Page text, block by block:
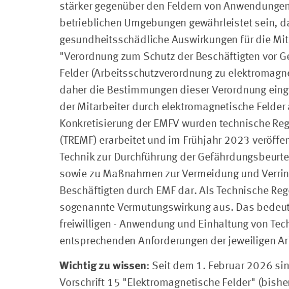
stärker gegenüber den Feldern von
betrieblichen Umgebungen gewährleistet sein,
gesundheitsschädliche Auswirkungen für die
"Verordnung zum Schutz der Beschäftigten vor
Felder (Arbeitsschutzverordnung zu
daher die Bestimmungen dieser Verordnung
der Mitarbeiter durch elektromagnetische
Konkretisierung der EMFV wurden technische
(TREMF) erarbeitet und im Frühjahr 2023
Technik zur Durchführung der
sowie zu Maßnahmen zur Vermeidung und
Beschäftigten durch EMF dar. Als Technische
sogenannte Vermutungswirkung aus. Das
freiwilligen - Anwendung und Einhaltung von
entsprechenden Anforderungen der jeweiligen
Wichtig zu wissen: Seit dem 1. Februar 2026
Vorschrift 15 "Elektromagnetische Felder"